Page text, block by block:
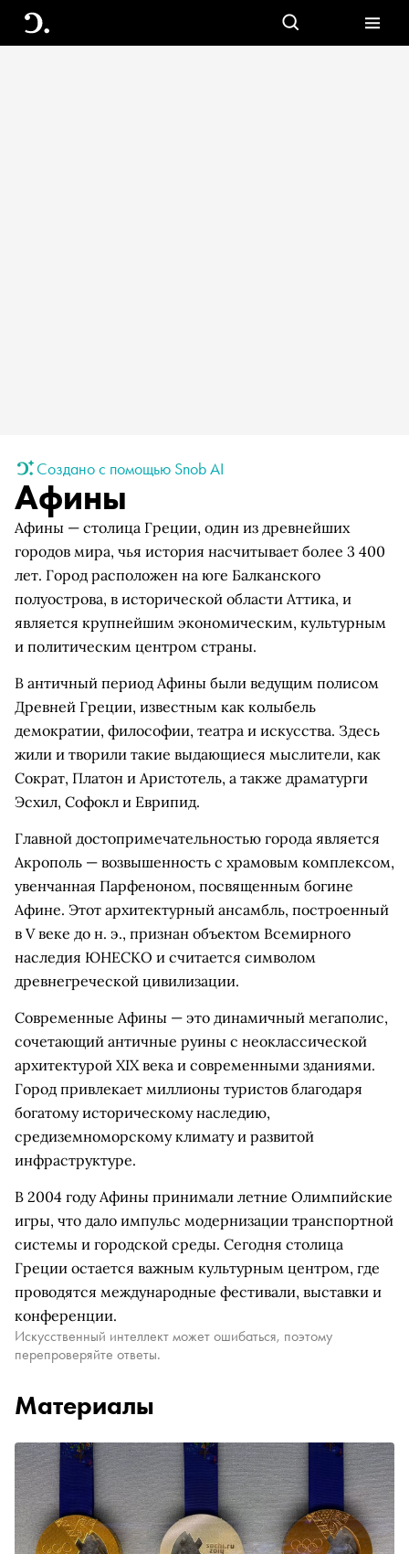
Создано с помощью Snob AI
Афины
Афины — столица Греции, один из древнейших
городов мира, чья история насчитывает более 3 400
лет. Город расположен на юге Балканского
полуострова, в исторической области Аттика, и
является крупнейшим экономическим, культурным
и политическим центром страны.
В античный период Афины были ведущим полисом
Древней Греции, известным как колыбель
демократии, философии, театра и искусства. Здесь
жили и творили такие выдающиеся мыслители, как
Сократ, Платон и Аристотель, а также драматурги
Эсхил, Софокл и Еврипид.
Главной достопримечательностью города является
Акрополь — возвышенность с храмовым комплексом,
увенчанная Парфеноном, посвященным богине
Афине. Этот архитектурный ансамбль, построенный
в V веке до н. э., признан объектом Всемирного
наследия ЮНЕСКО и считается символом
древнегреческой цивилизации.
Современные Афины — это динамичный мегаполис,
сочетающий античные руины с неоклассической
архитектурой XIX века и современными зданиями.
Город привлекает миллионы туристов благодаря
богатому историческому наследию,
средиземноморскому климату и развитой
инфраструктуре.
В 2004 году Афины принимали летние Олимпийские
игры, что дало импульс модернизации транспортной
системы и городской среды. Сегодня столица
Греции остается важным культурным центром, где
проводятся международные фестивали, выставки и
конференции.
Искусственный интеллект может ошибаться, поэтому
перепроверяйте ответы.
Материалы